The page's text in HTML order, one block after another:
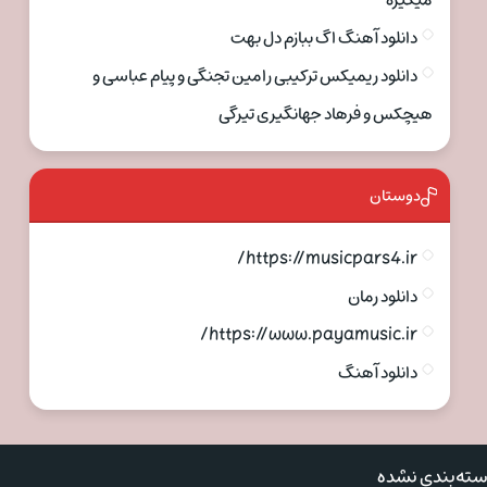
دانلود آهنگ اگ ببازم دل بهت
دانلود ریمیکس ترکیبی رامین تجنگی و پیام عباسی و
هیچکس و فرهاد جهانگیری تیرگی
دوستان
https://musicpars4.ir/
دانلود رمان
https://www.payamusic.ir/
دانلود آهنگ
نشده